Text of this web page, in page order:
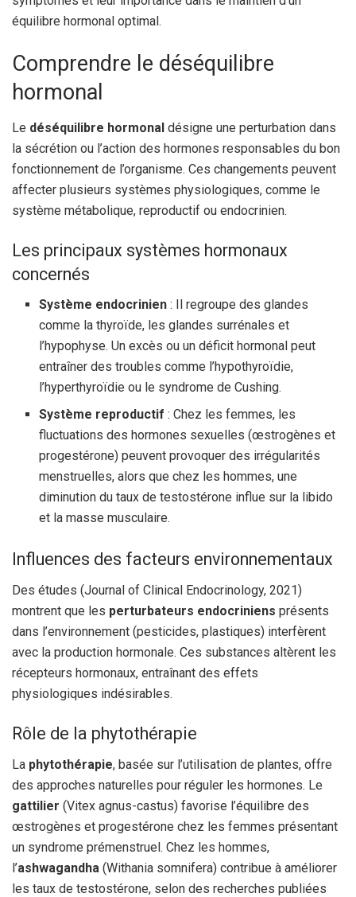
équilibre hormonal optimal.
Comprendre le déséquilibre
hormonal
Le déséquilibre hormonal désigne une perturbation dans
la sécrétion ou l’action des hormones responsables du bon
fonctionnement de l’organisme. Ces changements peuvent
affecter plusieurs systèmes physiologiques, comme le
système métabolique, reproductif ou endocrinien.
Les principaux systèmes hormonaux
concernés
Système endocrinien : Il regroupe des glandes
comme la thyroïde, les glandes surrénales et
l’hypophyse. Un excès ou un déficit hormonal peut
entraîner des troubles comme l’hypothyroïdie,
l’hyperthyroïdie ou le syndrome de Cushing.
Système reproductif : Chez les femmes, les
fluctuations des hormones sexuelles (œstrogènes et
progestérone) peuvent provoquer des irrégularités
menstruelles, alors que chez les hommes, une
diminution du taux de testostérone influe sur la libido
et la masse musculaire.
Influences des facteurs environnementaux
Des études (Journal of Clinical Endocrinology, 2021)
montrent que les perturbateurs endocriniens présents
dans l’environnement (pesticides, plastiques) interfèrent
avec la production hormonale. Ces substances altèrent les
récepteurs hormonaux, entraînant des effets
physiologiques indésirables.
Rôle de la phytothérapie
La phytothérapie, basée sur l’utilisation de plantes, offre
des approches naturelles pour réguler les hormones. Le
gattilier (Vitex agnus-castus) favorise l’équilibre des
œstrogènes et progestérone chez les femmes présentant
un syndrome prémenstruel. Chez les hommes,
l’ashwagandha (Withania somnifera) contribue à améliorer
les taux de testostérone, selon des recherches publiées